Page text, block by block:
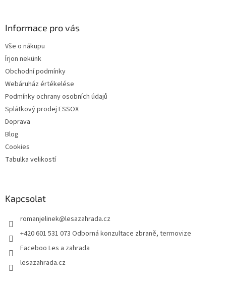
Informace pro vás
Vše o nákupu
Írjon nekünk
Obchodní podmínky
Webáruház értékelése
Podmínky ochrany osobních údajů
Splátkový prodej ESSOX
Doprava
Blog
Cookies
Tabulka velikostí
Kapcsolat
romanjelinek@lesazahrada.cz
+420 601 531 073 Odborná konzultace zbraně, termovize
Faceboo Les a zahrada
lesazahrada.cz